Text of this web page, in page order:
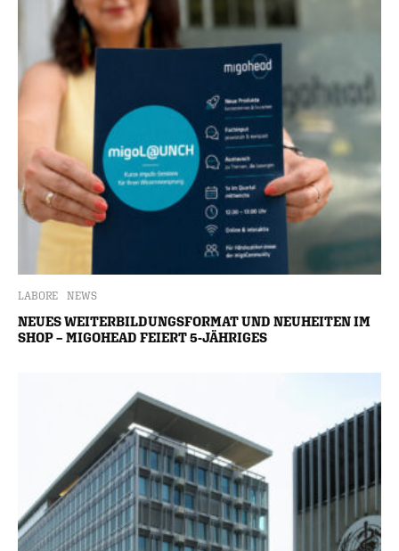
LABORE NEWS
NEUES WEITERBILDUNGSFORMAT UND NEUHEITEN IM
SHOP – MIGOHEAD FEIERT 5-JÄHRIGES